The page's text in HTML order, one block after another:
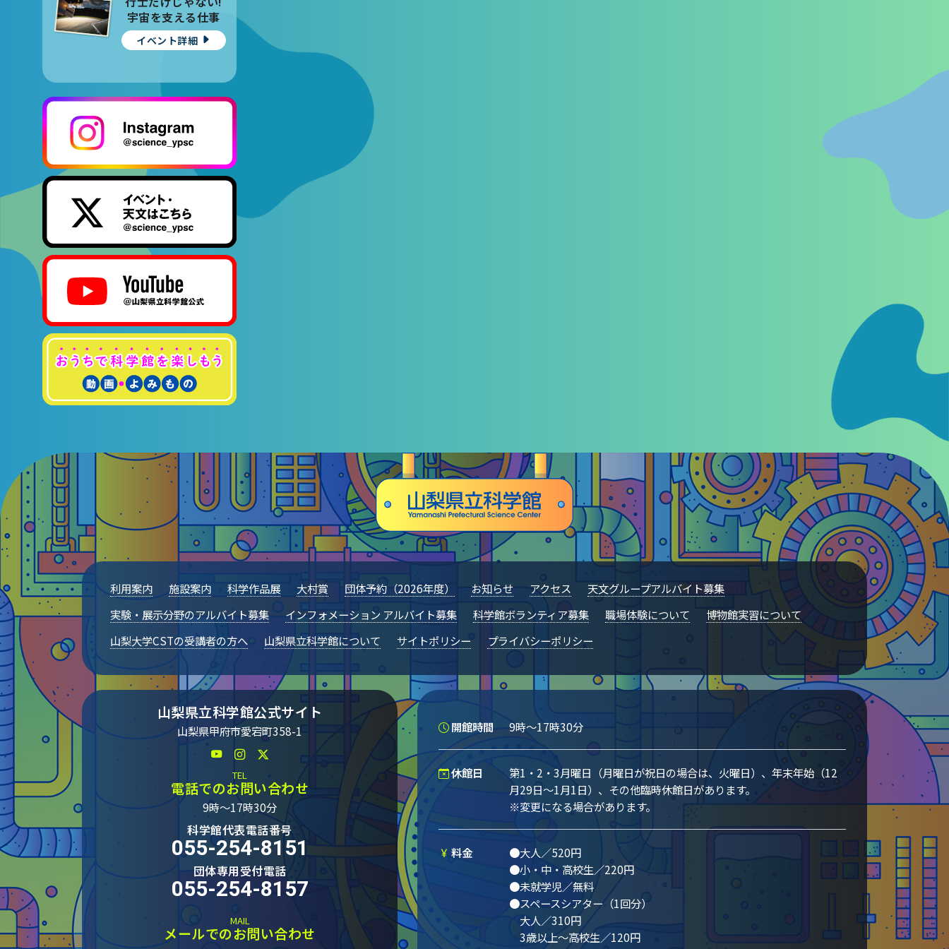
宇宙を支える仕事
イベント詳細
利用案内 施設案内 科学作品展 大村賞 団体予約（2026年度） お知らせ アクセス
天文グループアルバイト募集
実験・展示分野のアルバイト募集
インフォメーション アルバイト募集 科学館ボランティア募集 職場体験について
博物館実習について
山梨大学CSTの受講者の方へ
山梨県立科学館について サイトポリシー プライバシーポリシー
山梨県立科学館公式サイト
山梨県甲府市愛宕町358-1
TEL
電話でのお問い合わせ
9時～17時30分
科学館代表電話番号
055-254-8151
団体専用受付電話
055-254-8157
MAIL
メールでのお問い合わせ
開館時間 9時～17時30分
休館日
第1・2・3月曜日（月曜日が祝日の場合は、火曜日）、年末年始（12
月29日～1月1日）、その他臨時休館日があります。
※変更になる場合があります。
料金
●大人／520円
●小・中・高校生／220円
●未就学児／無料
●スペースシアター（1回分）
大人／310円
3歳以上～高校生／120円